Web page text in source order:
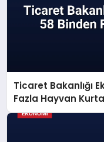
Ticaret Bakanlığı
Fazla Hayvan